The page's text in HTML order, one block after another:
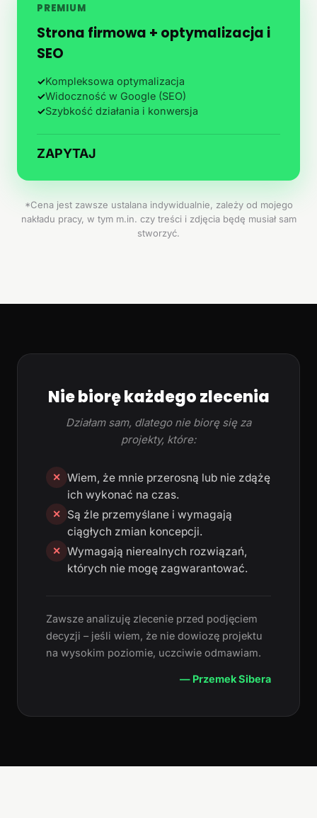
PREMIUM
Strona firmowa + optymalizacja i
SEO
✓Kompleksowa optymalizacja
✓Widoczność w Google (SEO)
✓Szybkość działania i konwersja
ZAPYTAJ
*Cena jest zawsze ustalana indywidualnie, zależy od mojego
nakładu pracy, w tym m.in. czy treści i zdjęcia będę musiał sam
stworzyć.
Nie biorę każdego zlecenia
Działam sam, dlatego nie biorę się za
projekty, które:
✕ Wiem, że mnie przerosną lub nie zdążę
ich wykonać na czas.
✕
Są źle przemyślane i wymagają
ciągłych zmian koncepcji.
✕ Wymagają nierealnych rozwiązań,
których nie mogę zagwarantować.
Zawsze analizuję zlecenie przed podjęciem
decyzji – jeśli wiem, że nie dowiozę projektu
na wysokim poziomie, uczciwie odmawiam.
— Przemek Sibera